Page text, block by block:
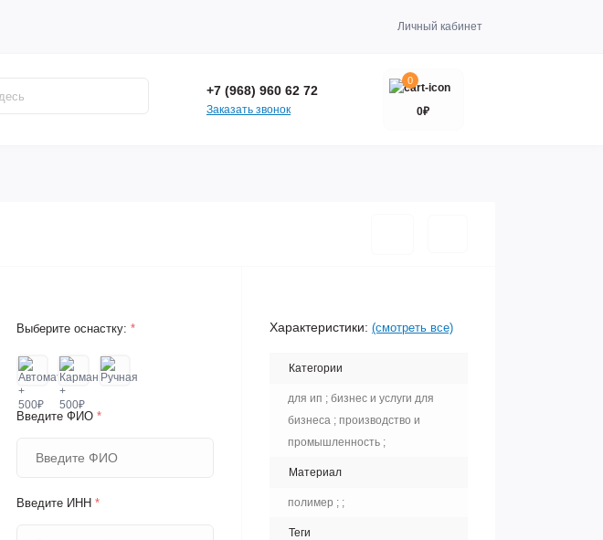
Личный кабинет
+7 (968) 960 62 72
Заказать звонок
0
0₽
Выберите оснастку: *
Введите ФИО *
Введите ИНН *
Характеристики: (смотреть все)
Категории
для ип ; бизнес и услуги для
бизнеса ; производство и
промышленность ;
Материал
полимер ; ;
Теги